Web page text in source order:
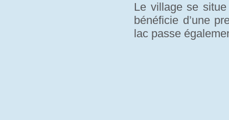
Le village se
bénéficie d’une
lac passe